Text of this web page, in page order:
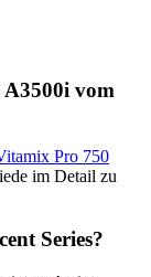
vom
Pro 750
im Detail zu
Series?